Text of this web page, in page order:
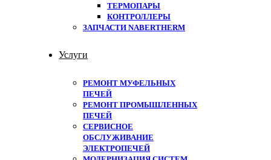
ТЕРМОПАРЫ
КОНТРОЛЛЕРЫ
ЗАПЧАСТИ NABERTHERM
Услуги
РЕМОНТ МУФЕЛЬНЫХ
ПЕЧЕЙ
РЕМОНТ ПРОМЫШЛЕННЫХ
ПЕЧЕЙ
СЕРВИСНОЕ
ОБСЛУЖИВАНИЕ
ЭЛЕКТРОПЕЧЕЙ